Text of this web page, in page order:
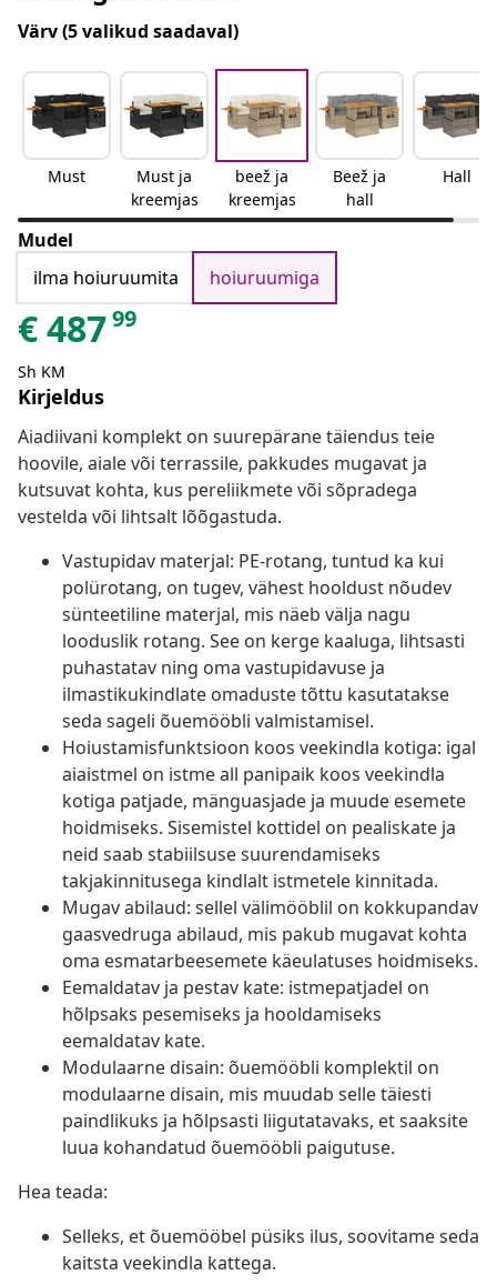
Värv(5 valikud saadaval)
Must
Must ja
kreemjas
beež ja
kreemjas
Beež ja
hall
Hall
Mudel
ilma hoiuruumita
hoiuruumiga
€48799
Sh KM
Kirjeldus
Aiadiivani komplekt on suurepärane täiendus teie
hoovile, aiale või terrassile, pakkudes mugavat ja
kutsuvat kohta, kus pereliikmete või sõpradega
vestelda või lihtsalt lõõgastuda.
Vastupidav materjal: PE-rotang, tuntud ka kui
polürotang, on tugev, vähest hooldust nõudev
sünteetiline materjal, mis näeb välja nagu
looduslik rotang. See on kerge kaaluga, lihtsasti
puhastatav ning oma vastupidavuse ja
ilmastikukindlate omaduste tõttu kasutatakse
seda sageli õuemööbli valmistamisel.
Hoiustamisfunktsioon koos veekindla kotiga: igal
aiaistmel on istme all panipaik koos veekindla
kotiga patjade, mänguasjade ja muude esemete
hoidmiseks. Sisemistel kottidel on pealiskate ja
neid saab stabiilsuse suurendamiseks
takjakinnitusega kindlalt istmetele kinnitada.
Mugav abilaud: sellel välimööblil on kokkupandav
gaasvedruga abilaud, mis pakub mugavat kohta
oma esmatarbeesemete käeulatuses hoidmiseks.
Eemaldatav ja pestav kate: istmepatjadel on
hõlpsaks pesemiseks ja hooldamiseks
eemaldatav kate.
Modulaarne disain: õuemööbli komplektil on
modulaarne disain, mis muudab selle täiesti
paindlikuks ja hõlpsasti liigutatavaks, et saaksite
luua kohandatud õuemööbli paigutuse.
Hea teada:
Selleks, et õuemööbel püsiks ilus, soovitame seda
kaitsta veekindla kattega.